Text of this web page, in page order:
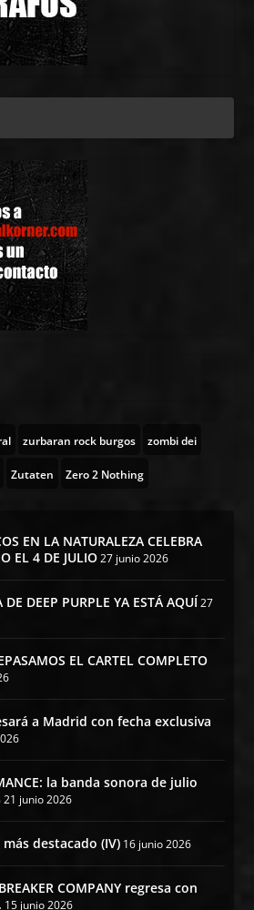
zurbaran rock burgos zombi dei
Zutaten Zero 2 Nothing
EN LA NATURALEZA CELEBRA
EL 4 DE JULIO 27 junio 2026
DEEP PURPLE YA ESTÁ AQUÍ27
EL CARTEL COMPLETO
a Madrid con fecha exclusiva
la banda sonora de julio
21 junio 2026
más destacado (IV) 16 junio 2026
COMPANY regresa con
15 junio 2026